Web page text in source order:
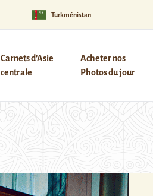
Turkménistan
Carnets d’Asie
centrale
Acheter nos
Photos du jour